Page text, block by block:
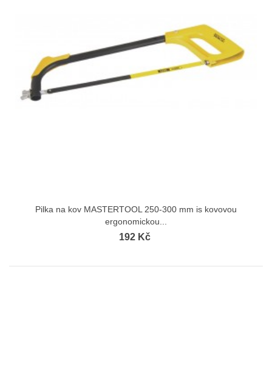
Pilka na kov MASTERTOOL 250-300 mm іs kovovou
ergonomickou...
192 Kč